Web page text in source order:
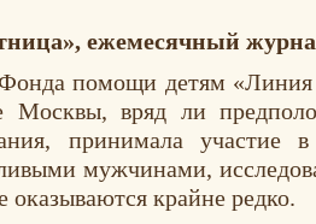
ежемесячный
Фонда помощи детям
Москвы, вряд ли
принимала участие
мужчинами,
оказываются крайне редко.